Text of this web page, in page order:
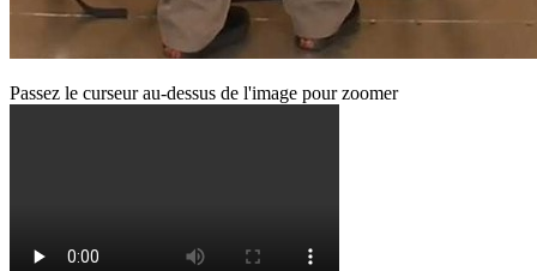
Passez le curseur au-dessus de l'image pour zoomer